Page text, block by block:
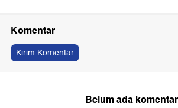
Komentar
Kirim Komentar
Belum ada